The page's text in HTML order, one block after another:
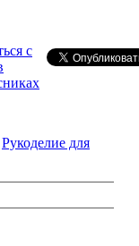
Рукоделие для